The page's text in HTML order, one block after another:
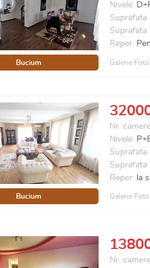
Nivele:
Suprafata
Suprafata
Reper:
Bucium Galerie Foto:
Nr.
Nivele:
Suprafata
Suprafata
Reper:
la
Bucium Galerie Foto:
Nr.